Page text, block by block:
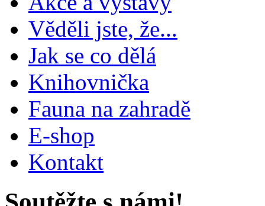
Věděli jste, že...
Jak se co dělá
Knihovnička
Fauna na zahradě
E-shop
Kontakt